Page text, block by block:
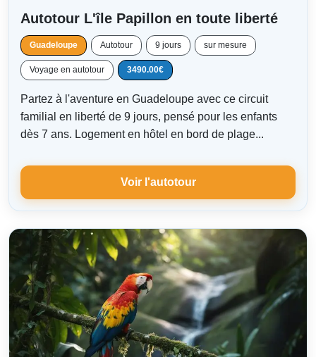
Autotour L'île Papillon en toute liberté
Guadeloupe Autotour 9 jours sur mesure
Voyage en autotour 3490.00€
Partez à l'aventure en Guadeloupe avec ce circuit
familial en liberté de 9 jours, pensé pour les enfants
dès 7 ans. Logement en hôtel en bord de plage...
Voir l'autotour